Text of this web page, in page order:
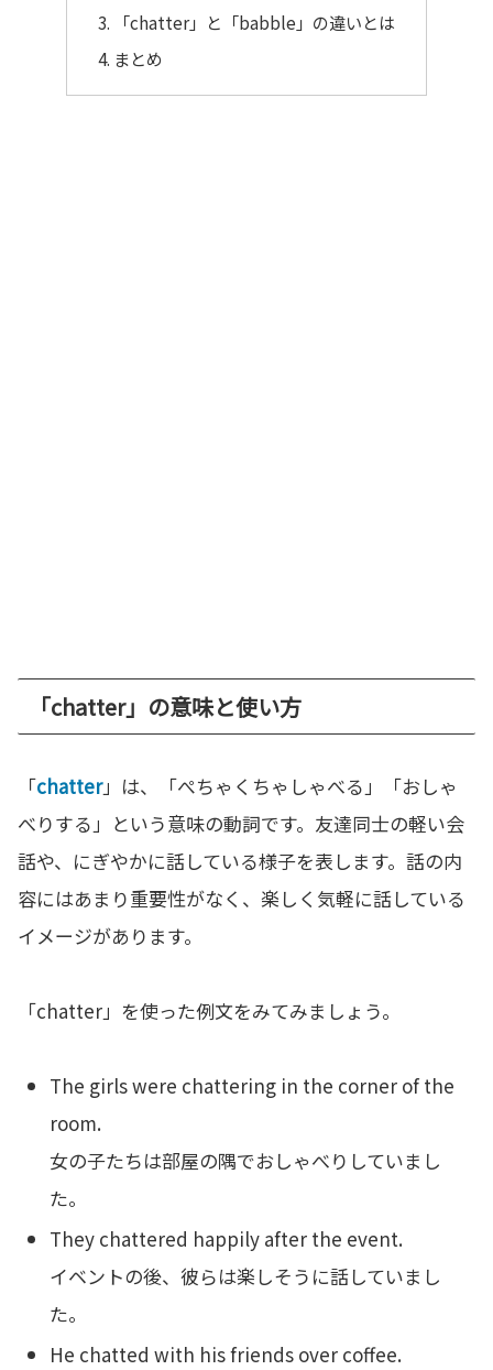
「chatter」と「babble」の違いとは
まとめ
「chatter」の意味と使い方
「chatter」は、「ぺちゃくちゃしゃべる」「おしゃ
べりする」という意味の動詞です。友達同士の軽い会
話や、にぎやかに話している様子を表します。話の内
容にはあまり重要性がなく、楽しく気軽に話している
イメージがあります。
「chatter」を使った例文をみてみましょう。
The girls were chattering in the corner of the
room.
女の子たちは部屋の隅でおしゃべりしていまし
た。
They chattered happily after the event.
イベントの後、彼らは楽しそうに話していまし
た。
He chatted with his friends over coffee.